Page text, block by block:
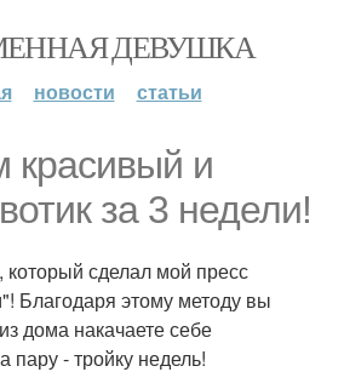
ДЕВУШКА
новости статьи
и
за 3 недели!
сделал мой пресс
Благодаря этому методу вы
дома накачаете себе
пару - тройку недель!